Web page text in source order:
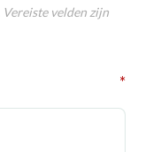
Vereiste velden zijn
*